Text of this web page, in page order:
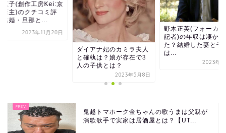
恵子(創作工房Kei:京
店主)のクチコミ評
結婚・旦那と...
2023年11月20日
ダイアナ妃のカミラ夫人
と確執は？娘が存在で3
人の子供とは？
2023年5月8日
野木正英(フォーカ
記者)の年収は凄かっ
た？結婚した妻と子
は...
2023年8
鬼越トマホーク金ちゃんの歌うまは父親が
演歌歌手で実家は居酒屋とは？【UT...